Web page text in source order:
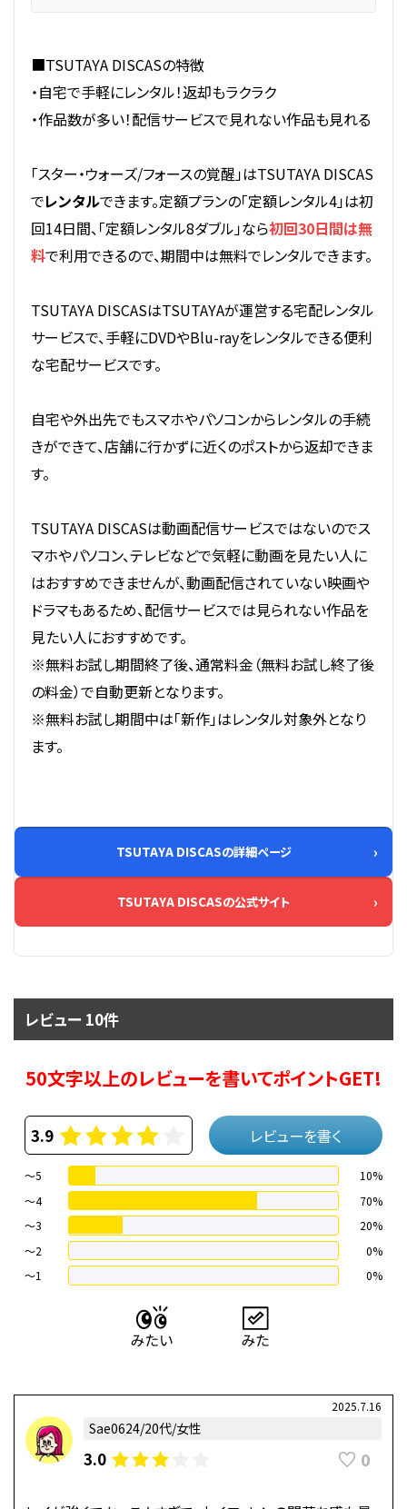
■TSUTAYA DISCASの特徴
・自宅で手軽にレンタル！返却もラクラク
・作品数が多い！配信サービスで見れない作品も見れる
「スター・ウォーズ/フォースの覚醒」はTSUTAYA DISCAS
でレンタルできます。定額プランの「定額レンタル4」は初
回14日間、「定額レンタル8ダブル」なら初回30日間は無
料で利用できるので、期間中は無料でレンタルできます。
TSUTAYA DISCASはTSUTAYAが運営する宅配レンタル
サービスで、手軽にDVDやBlu-rayをレンタルできる便利
な宅配サービスです。
自宅や外出先でもスマホやパソコンからレンタルの手続
きができて、店舗に行かずに近くのポストから返却できま
す。
TSUTAYA DISCASは動画配信サービスではないのでス
マホやパソコン、テレビなどで気軽に動画を見たい人に
はおすすめできませんが、動画配信されていない映画や
ドラマもあるため、配信サービスでは見られない作品を
見たい人におすすめです。
※無料お試し期間終了後、通常料金（無料お試し終了後
の料金）で自動更新となります。
※無料お試し期間中は「新作」はレンタル対象外となり
ます。
TSUTAYA DISCASの詳細ページ
TSUTAYA DISCASの公式サイト
レビュー 10件
50文字以上のレビューを書いてポイントGET!
3.9 レビューを書く
～5
10%
～4
70%
〜3
20%
〜2
0%
〜1
0%
2025.7.16
Sae0624/20代/女性
3.0 0